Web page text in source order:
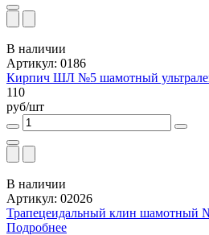
В наличии
Артикул: 0186
Кирпич ШЛ №5 шамотный
110
руб/шт
В наличии
Артикул: 02026
Трапецеидальный клин шамотный
Подробнее